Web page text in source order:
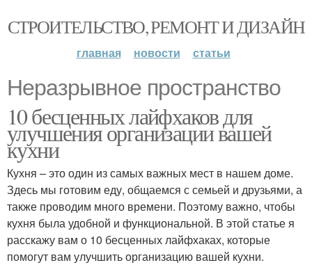
СТРОИТЕЛЬСТВО, РЕМОНТ И ДИЗАЙН
главная новости статьи
Неразрывное пространство
10 бесценных лайфхаков для
улучшения организации вашей
кухни
Кухня – это один из самых важных мест в нашем доме.
Здесь мы готовим еду, общаемся с семьей и друзьями, а
также проводим много времени. Поэтому важно, чтобы
кухня была удобной и функциональной. В этой статье я
расскажу вам о 10 бесценных лайфхаках, которые
помогут вам улучшить организацию вашей кухни.